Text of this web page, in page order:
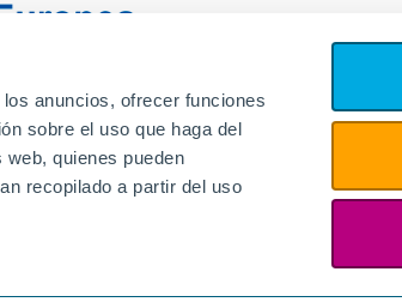
anuncios, ofrecer funciones
sobre el uso que haga del
quienes pueden
recopilado a partir del uso
tu CV
Proveedores